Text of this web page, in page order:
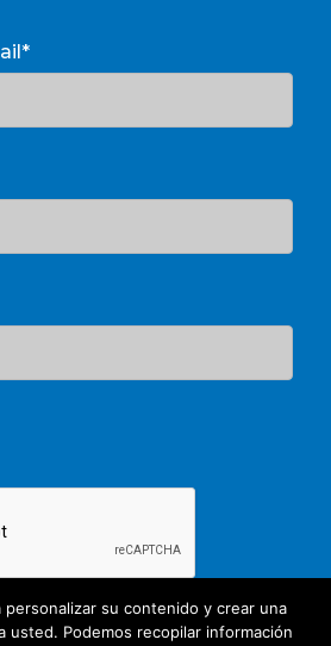
personalizar su contenido y crear una
usted. Podemos recopilar información